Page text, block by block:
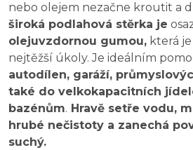
nebo olejem nezačne kroutit a
široká podlahová stěrka je
olejuvzdornou gumou, která
nejtěžší úkoly. Je ideálním
autodílen, garáží,
také do velkokapacitních
bazénům. Hravě setře vodu,
hrubé nečistoty a zanechá
suchý.